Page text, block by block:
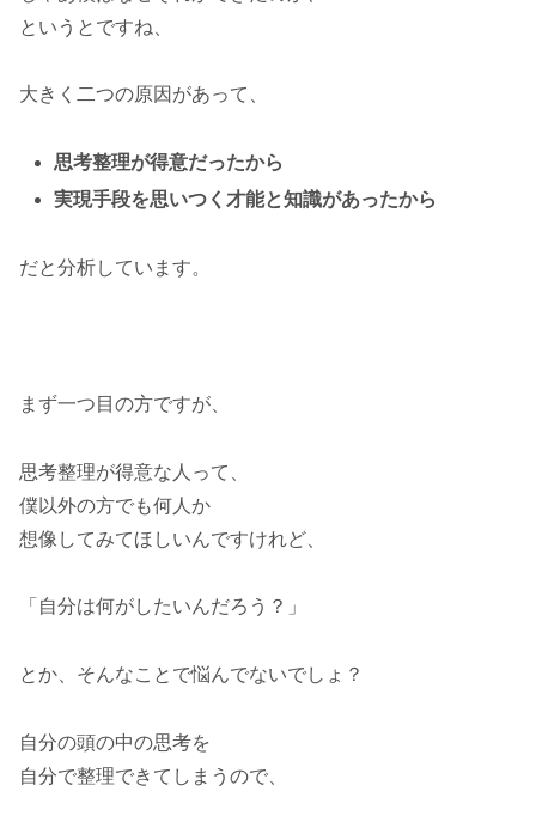
というとですね、
大きく二つの原因があって、
思考整理が得意だったから
実現手段を思いつく才能と知識があったから
だと分析しています。
まず一つ目の方ですが、
思考整理が得意な人って、
僕以外の方でも何人か
想像してみてほしいんですけれど、
「自分は何がしたいんだろう？」
とか、そんなことで悩んでないでしょ？
自分の頭の中の思考を
自分で整理できてしまうので、